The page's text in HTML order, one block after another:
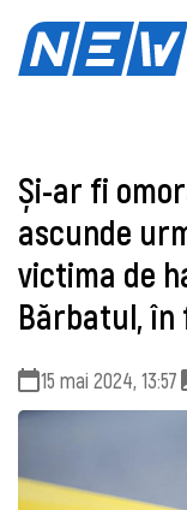
Și-ar fi
ascunde
victima de
Bărbatul,
15 mai 2024, 13:57